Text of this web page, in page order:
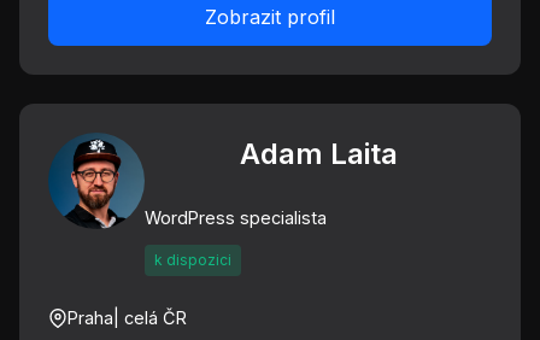
Zobrazit profil
Adam Laita
WordPress specialista
k dispozici
Praha | celá ČR